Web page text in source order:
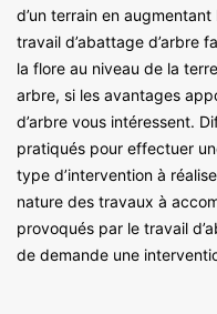
d’un terrain en
travail d’abattage d’arbre
la flore au niveau de la
arbre, si les avantages
d’arbre vous intéressent.
pratiqués pour effectuer
type d’intervention à
nature des travaux à
provoqués par le travail
de demande une